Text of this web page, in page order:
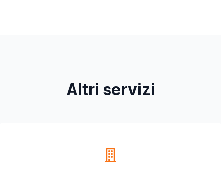
Altri servizi